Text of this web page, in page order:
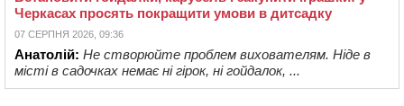
Черкасах просять покращити умови в дитсадку
07 СЕРПНЯ 2026, 09:36
Анатолій: Не створюйте проблем вихователям. Ніде в
місті в садочках немає ні гірок, ні гойдалок, ...